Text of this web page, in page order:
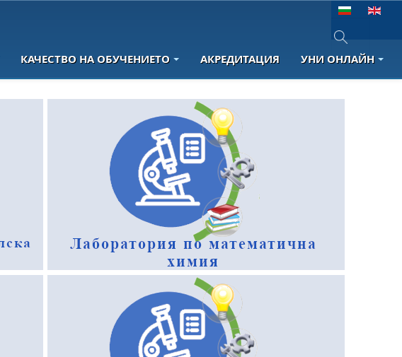
Изберете език
Type 2 or
КАЧЕСТВО НА ОБУЧЕНИЕТО АКРЕДИТАЦИЯ УНИ ОНЛАЙН